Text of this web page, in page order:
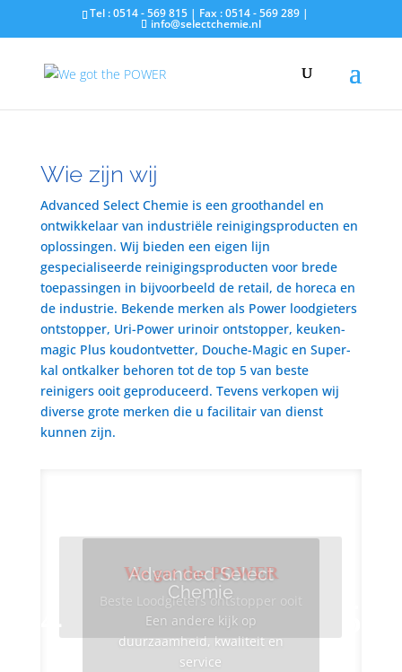
Tel : 0514 - 569 815 | Fax : 0514 - 569 289 |
info@selectchemie.nl
Wie zijn wij
Advanced Select Chemie is een groothandel en
ontwikkelaar van industriële reinigingsproducten en
oplossingen. Wij bieden een eigen lijn
gespecialiseerde reinigingsproducten voor brede
toepassingen in bijvoorbeeld de retail, de horeca en
de industrie. Bekende merken als Power loodgieters
ontstopper, Uri-Power urinoir ontstopper, keuken-
magic Plus koudontvetter, Douche-Magic en Super-
kal ontkalker behoren tot de top 5 van beste
reinigers ooit geproduceerd. Tevens verkopen wij
diverse grote merken die u facilitair van dienst
kunnen zijn.
Advanced Select
Chemie
Een andere kijk op
duurzaamheid, kwaliteit en
service
We got the POWER
Beste Loodgieters ontstopper ooit